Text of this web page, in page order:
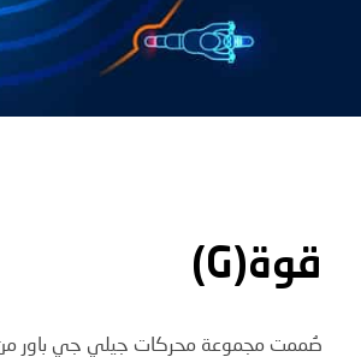
قوة(G)
صُممت مجموعة محركات جيلي جي باور من